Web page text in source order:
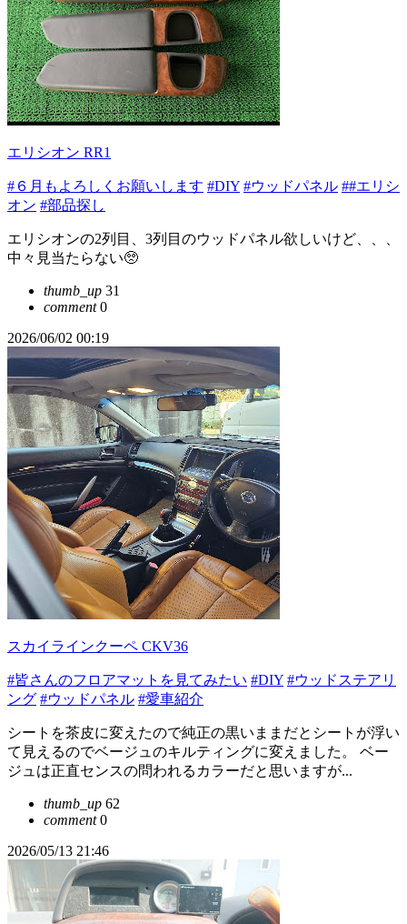
エリシオン RR1
#６月もよろしくお願いします #DIY #ウッドパネル ##エリシ
オン #部品探し
エリシオンの2列目、3列目のウッドパネル欲しいけど、、、
中々見当たらない🥺
thumb_up 31
comment0
2026/06/02 00:19
スカイラインクーペ CKV36
#皆さんのフロアマットを見てみたい #DIY #ウッドステアリ
ング #ウッドパネル #愛車紹介
シートを茶皮に変えたので純正の黒いままだとシートが浮い
て見えるのでベージュのキルティングに変えました。 ベー
ジュは正直センスの問われるカラーだと思いますが...
thumb_up 62
comment0
2026/05/13 21:46